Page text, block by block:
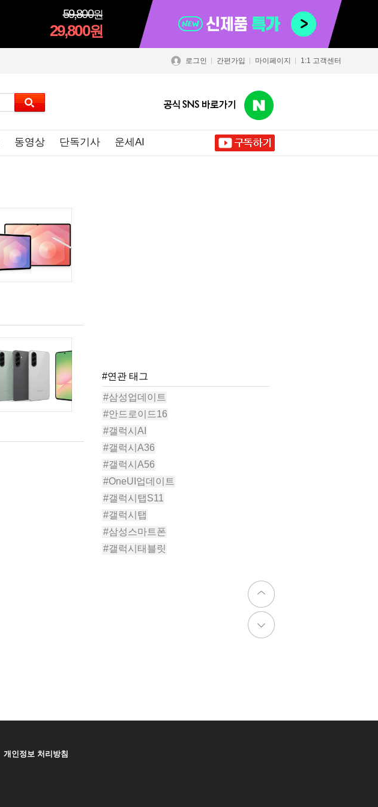
59,800원
29,800원
로그인 간편가입 마이페이지 1:1 고객센터
동영상 단독기사 운세AI
#연관 태그
#삼성업데이트
#안드로이드16
#갤럭시AI
#갤럭시A36
#갤럭시A56
#OneUI업데이트
#갤럭시탭S11
#갤럭시탭
#삼성스마트폰
#갤럭시태블릿
개인정보 처리방침